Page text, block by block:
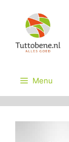
inhoud
Menu